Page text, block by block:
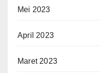
Mei 2023
April 2023
Maret 2023